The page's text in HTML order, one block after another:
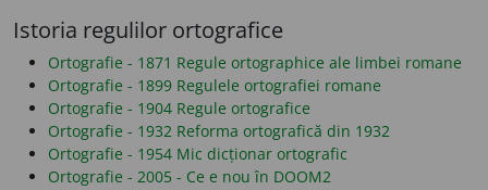
Istoria regulilor ortografice
Ortografie - 1871 Regule ortographice ale limbei romane
Ortografie - 1899 Regulele ortografiei romane
Ortografie - 1904 Regule ortografice
Ortografie - 1932 Reforma ortografică din 1932
Ortografie - 1954 Mic dicționar ortografic
Ortografie - 2005 - Ce e nou în DOOM2